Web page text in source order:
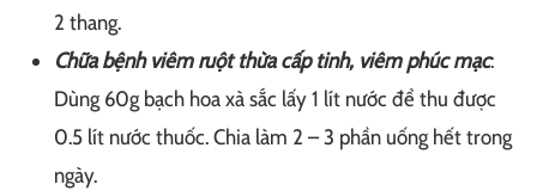
2 thang.
Chữa bệnh viêm ruột thừa cấp tinh, viêm phúc mạc:
Dùng 60g bạch hoa xà sắc lấy 1 lít nước để thu được
0.5 lít nước thuốc. Chia làm 2 – 3 phần uống hết trong
ngày.